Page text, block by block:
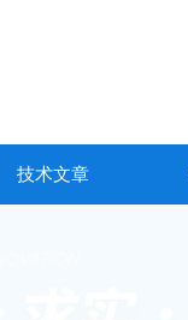
技术文章